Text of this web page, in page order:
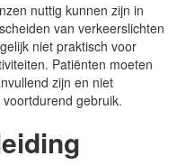
nuttig kunnen zijn in
van verkeerslichten
niet praktisch voor
Patiënten moeten
zijn en niet
gebruik.